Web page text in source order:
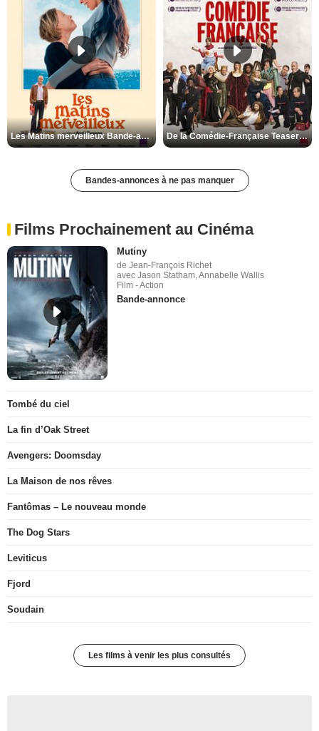
Les Matins merveilleux Bande-annonce VF De la Comédie-Française Teaser VF
Bandes-annonces à ne pas manquer
Films Prochainement au Cinéma
Mutiny
de Jean-François Richet
avec Jason Statham, Annabelle Wallis
Film - Action
Bande-annonce
Tombé du ciel
La fin d’Oak Street
Avengers: Doomsday
La Maison de nos rêves
Fantômas – Le nouveau monde
The Dog Stars
Leviticus
Fjord
Soudain
Les films à venir les plus consultés